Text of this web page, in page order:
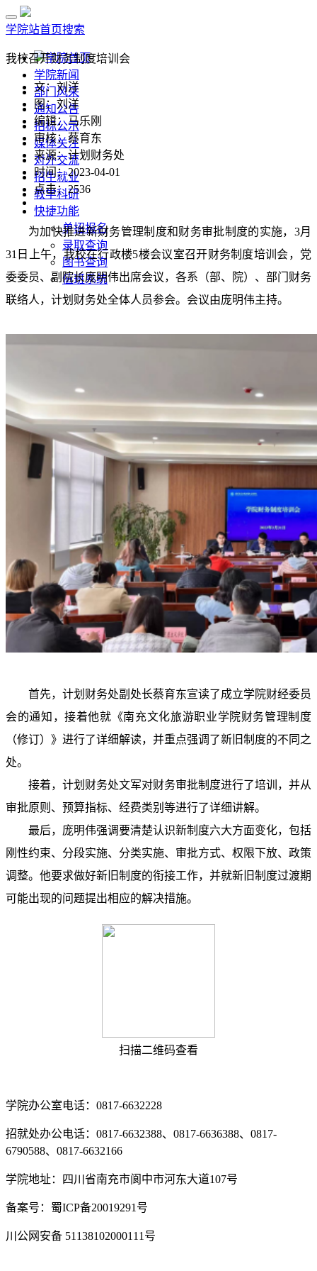
学院站首页搜索
学院首页
学院新闻
部门风采
通知公告
招标公示
媒体关注
对外交流
招生就业
教学科研
快捷功能
单招报名
录取查询
图书查询
值班系统
我校召开财务制度培训会
文：刘洋
图：刘洋
编辑：马乐刚
审核：蔡育东
来源：计划财务处
时间：2023-04-01
点击：2536
为加快推进新财务管理制度和财务审批制度的实施， 3月
31 日上午，我校在行政楼5楼会议室召开财务制度培训会，党
委委员、副院长庞明伟出席会议，各系（部、院）、部门财务
联络人，计划财务处全体人员参会。会议由庞明伟主持。
首先，计划财务处副处长蔡育东宣读了成立学院财经委员
会的通知，接着他就《南充文化旅游职业学院财务管理制度
（修订）》进行了详细解读，并重点强调了新旧制度的不同之
处。
接着，计划财务处文军对财务审批制度进行了培训，并从
审批原则、预算指标、经费类别等进行了详细讲解。
最后，庞明伟强调要清楚认识新制度六大方面变化，包括
刚性约束、分段实施、分类实施、审批方式、权限下放、政策
调整。他要求做好新旧制度的衔接工作，并就新旧制度过渡期
可能出现的问题提出相应的解决措施。
扫描二维码查看
学院办公室电话：0817-6632228
招就处办公电话：0817-6632388、0817-6636388、0817-
6790588、0817-6632166
学院地址：四川省南充市阆中市河东大道107号
备案号：蜀ICP备20019291号
川公网安备 51138102000111号